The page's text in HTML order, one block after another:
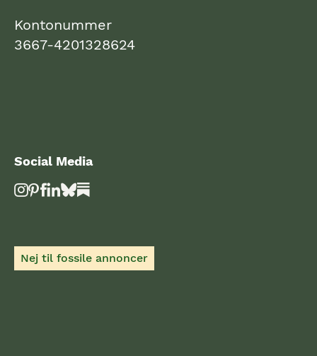
Kontonummer
3667-4201328624
Social Media
Nej til fossile annoncer